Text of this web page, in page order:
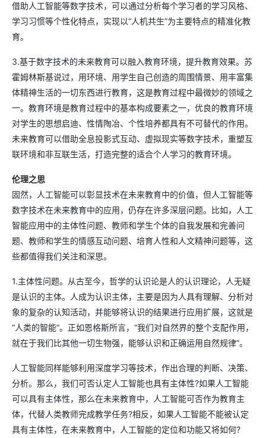
借助人工智能等数字技术，可以通过分析每个学习者的学习风格、
学习习惯等个性化特点，实现以“人机共生”为主要特点的精准化教
育。
3.基于数字技术的未来教育可以融入教育环境，提升教育效果。苏
霍姆林斯基说过，用环境、用学生自己创造的周围情景、用丰富集
体精神生活的一切东西进行教育，这是教育过程中最微妙的领域之
一。教育环境是教育过程中的基本构成要素之一，优良的教育环境
对学生的思想启迪、性情陶冶、个性培养都具有不可替代的作用。
未来教育可以借助全息投影式互动、虚拟现实等数字技术，重塑互
联环境和非互联生活，打造完整的适合个人学习的教育环境。
伦理之思
固然，人工智能可以彰显技术在未来教育中的价值，但人工智能等
数字技术在未来教育中的应用，仍存在许多深层问题。比如，人工
智能应用中的主体性问题、教师和学生个体的自我发展和完善问
题、教师和学生的情感互动问题、培育人性和人文精神问题等，这
些都值得我们关注和深思。
1.主体性问题。从古至今，哲学的认识论是人的认识理论，人无疑
是认识的主体。人成为认识主体，主要是因为人具有理解、分析对
象的复杂的认知活动，并能够将认识的结果进行应用扩展，这就是
“人类的智能”。正如恩格斯所言，“我们对自然界的整个支配作用，
就在于我们比其他一切生物强，能够认识和正确运用自然规律”。
人工智能同样能够利用深度学习等技术，作出合理的判断、决策、
分析。那么，我们可否认定人工智能也具有主体性?如果人工智能
可以具有主体性，那么在未来教育中，人工智能可否作为教育主
体，代替人类教师完成教学任务?相反，如果人工智能不能被认定
具有主体性，在未来教育中，人工智能的定位和功能又将如何?